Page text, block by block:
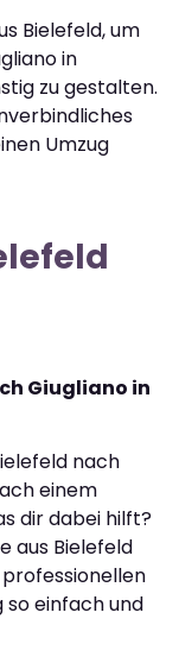
Bielefeld, um
in
zu gestalten.
Umzug
Giugliano in
nach
einem
dir dabei hilft?
aus Bielefeld
so einfach und